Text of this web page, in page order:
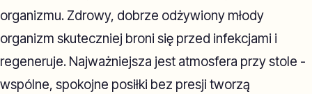
organizmu. Zdrowy, dobrze odżywiony młody
organizm skuteczniej broni się przed infekcjami i
regeneruje. Najważniejsza jest atmosfera przy stole -
wspólne, spokojne posiłki bez presji tworzą